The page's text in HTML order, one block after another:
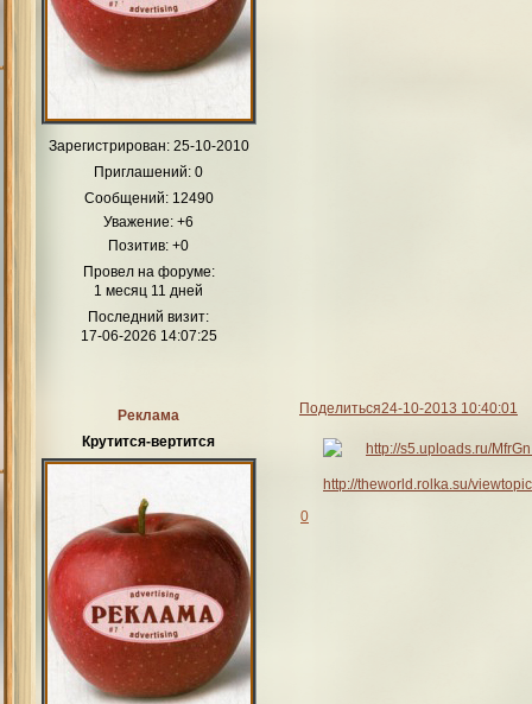
Зарегистрирован: 25-10-2010
Приглашений: 0
Сообщений:12490
Уважение: +6
Позитив: +0
Провел на форуме:
1 месяц 11 дней
Последний визит:
17-06-2026 14:07:25
Поделиться24-10-2013 10:40:01
Реклама
Крутится-вертится
http://theworld.rolka.su/
0